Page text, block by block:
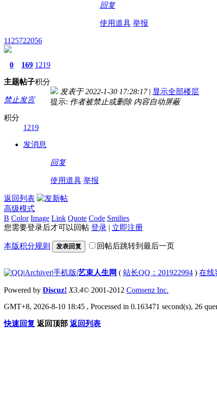
回复
使用道具 举报
1125722056
0
主题
169
帖子
1219
积分
禁止发言
积分
1219
发消息
发表于 2022-1-30 17:28:17 | 显示全部楼层
提示: 作者被禁止或删除 内容自动屏蔽
回复
使用道具 举报
返回列表
高级模式
B Color Image Link Quote Code Smilies
您需要登录后才可以回帖 登录 | 立即注册
本版积分规则 发表回复 回帖后跳转到最后一页
|Archiver|手机版|艺束人生网 ( 站长QQ：201922994 ) 在线
Powered by Discuz! X3.4© 2001-2012 Comsenz Inc.
GMT+8, 2026-8-10 18:45 , Processed in 0.163471 second(s), 26
快速回复 返回顶部 返回列表